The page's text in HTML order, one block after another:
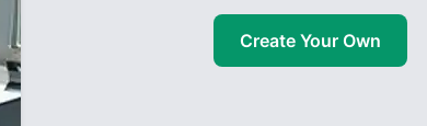
Create Your Own